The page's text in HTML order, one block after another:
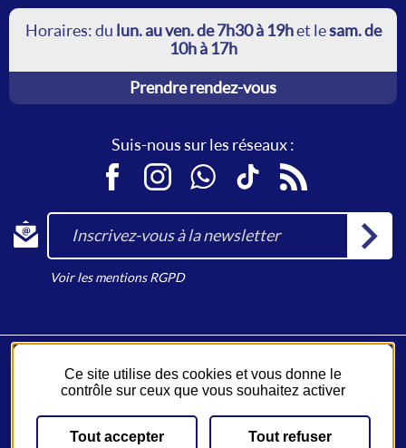
Horaires: du lun. au ven. de 7h30 à 19het lesam. de
10h à 17h
Prendre rendez-vous
Suis-nous sur les réseaux :
FacebookInstagramWhatsAppTikTokRSS
Inscrivez-vous à la newsletter
Voir les mentions RGPD
Fil Bleu, un service duSyndicat des Mobilités de Touraine
Un réseau opéré parKeolis.
Plan du site Emplois JV Malin CGV-CGU Mentions légales
Ce site utilise des cookies et vous donne le
contrôle sur ceux que vous souhaitez activer
Tout accepter Tout refuser